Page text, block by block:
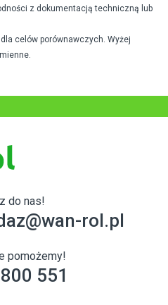
z dokumentacją techniczną lub
celów porównawczych. Wyżej
do nas!
rol.pl
pomożemy!
551